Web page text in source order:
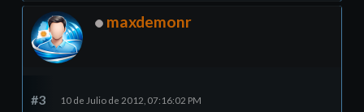
maxdemonr
#3 10 de Julio de 2012, 07:16:02 PM